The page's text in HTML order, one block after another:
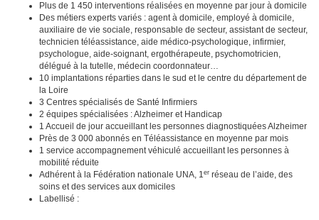
Plus de 1 450 interventions réalisées en moyenne par jour à domicile
Des métiers experts variés : agent à domicile, employé à domicile,
auxiliaire de vie sociale, responsable de secteur, assistant de secteur,
technicien téléassistance, aide médico-psychologique, infirmier,
psychologue, aide-soignant, ergothérapeute, psychomotricien,
délégué à la tutelle, médecin coordonnateur…
10 implantations réparties dans le sud et le centre du département de
la Loire
3 Centres spécialisés de Santé Infirmiers
2 équipes spécialisées : Alzheimer et Handicap
1 Accueil de jour accueillant les personnes diagnostiquées Alzheimer
Près de 3 000 abonnés en Téléassistance en moyenne par mois
1 service accompagnement véhiculé accueillant les personnes à
mobilité réduite
Adhérent à la Fédération nationale UNA, 1er réseau de l’aide, des
soins et des services aux domiciles
Labellisé :